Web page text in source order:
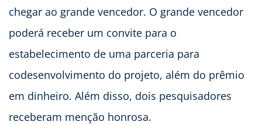
chegar ao grande vencedor. O grande vencedor
poderá receber um convite para o
estabelecimento de uma parceria para
codesenvolvimento do projeto, além do prêmio
em dinheiro. Além disso, dois pesquisadores
receberam menção honrosa.